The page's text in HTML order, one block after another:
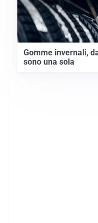
Gomme invernali,
sono una sola